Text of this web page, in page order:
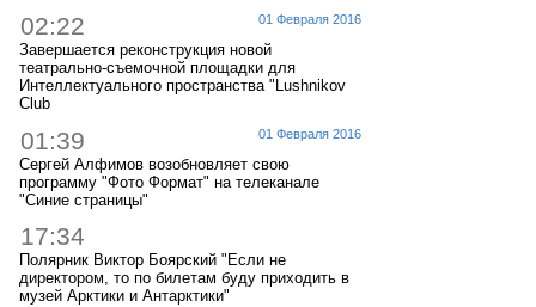
01 Февраля 2016
02:22
Завершается реконструкция новой
театрально-съемочной площадки для
Интеллектуального пространства "Lushnikov
Club
01 Февраля 2016
01:39
Сергей Алфимов возобновляет свою
программу "Фото Формат" на телеканале
"Синие страницы"
17:34
Полярник Виктор Боярский "Если не
директором, то по билетам буду приходить в
музей Арктики и Антарктики"